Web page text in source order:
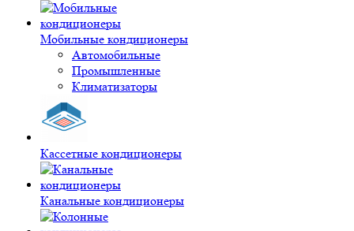
Мобильные кондиционеры
Автомобильные
Промышленные
Климатизаторы
Кассетные кондиционеры
Канальные кондиционеры